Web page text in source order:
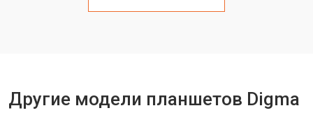
Замена материнской платы от 3200 ₽
Другие модели планшетов Digma